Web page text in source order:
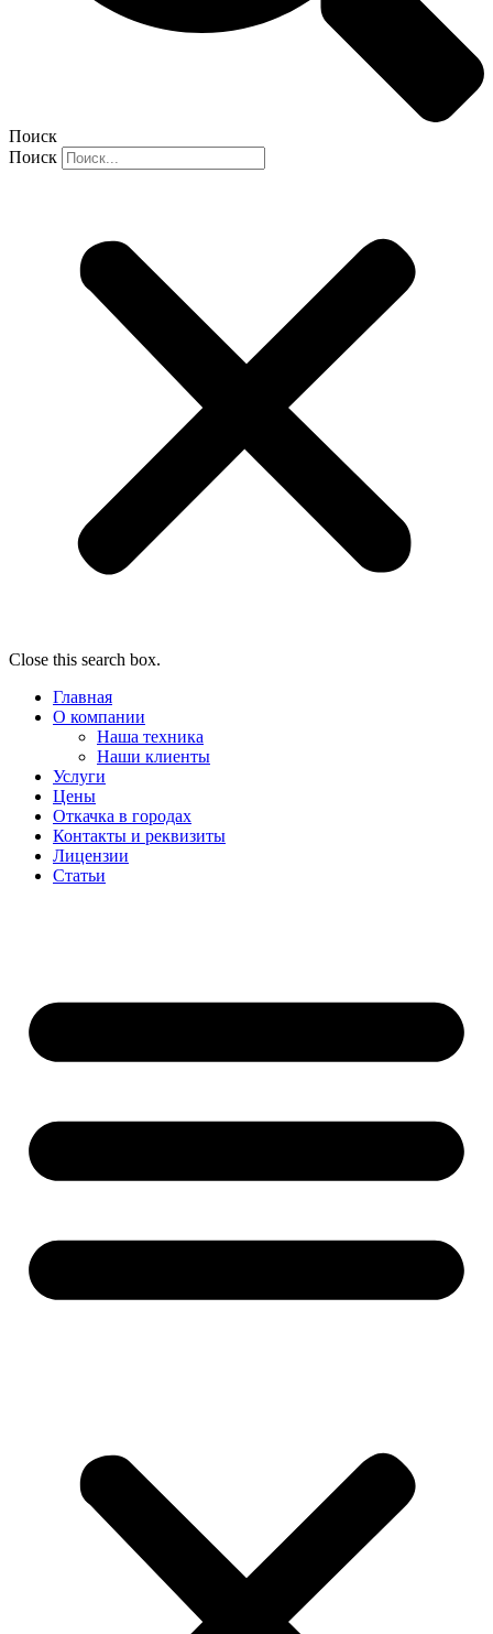
Поиск
Поиск
Close this search box.
Главная
О компании
Наша техника
Наши клиенты
Услуги
Цены
Откачка в городах
Контакты и реквизиты
Лицензии
Статьи